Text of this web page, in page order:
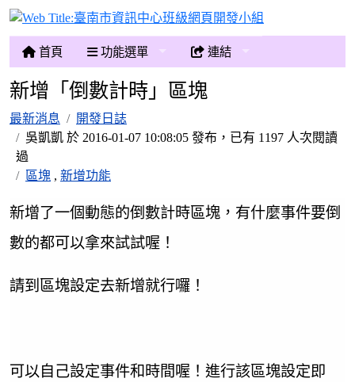
首頁 功能選單 連結
新增「倒數計時」區塊
最新消息
開發日誌
吳凱凱 於 2016-01-07 10:08:05 發布，已有 1197 人次閱讀
過
區塊 , 新增功能
新增了一個動態的倒數計時區塊，有什麼事件要倒
數的都可以拿來試試喔！
請到區塊設定去新增就行囉！
可以自己設定事件和時間喔！進行該區塊設定即